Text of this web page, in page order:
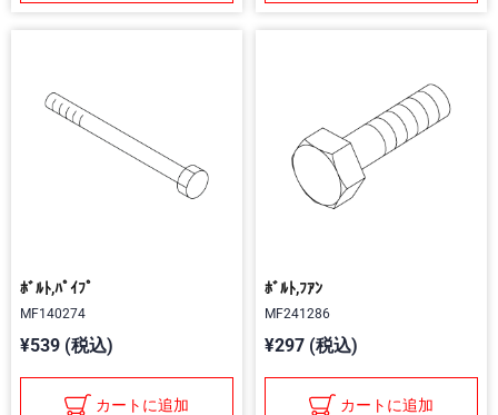
ﾎﾞﾙﾄ,ﾊﾟｲﾌﾟ
MF140274
¥539 (税込)
カートに追加
ﾎﾞﾙﾄ,ﾌｱﾝ
MF241286
¥297 (税込)
カートに追加